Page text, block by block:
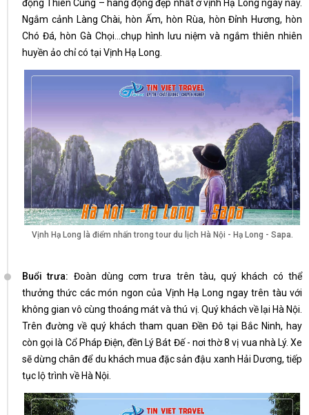
động Thiên Cung – hang động đẹp nhất ở vịnh Hạ Long ngày nay.
Ngắm cảnh Làng Chài, hòn Ấm, hòn Rùa, hòn Đỉnh Hương, hòn
Chó Đá, hòn Gà Chọi…chụp hình lưu niệm và ngắm thiên nhiên
huyền ảo chỉ có tại Vịnh Hạ Long.
Vịnh Hạ Long là điểm nhấn trong tour du lịch Hà Nội - Hạ Long - Sapa.
Buổi trưa: Đoàn dùng cơm trưa trên tàu, quý khách có thể
thưởng thức các món ngon của Vịnh Hạ Long ngay trên tàu với
không gian vô cùng thoáng mát và thú vị. Quý khách về lại Hà Nội.
Trên đường về quý khách tham quan Đền Đô tại Bắc Ninh, hay
còn gọi là Cổ Pháp Điện, đền Lý Bát Đế - nơi thờ 8 vị vua nhà Lý. Xe
sẽ dừng chân để du khách mua đặc sản đậu xanh Hải Dương, tiếp
tục lộ trình về Hà Nội.